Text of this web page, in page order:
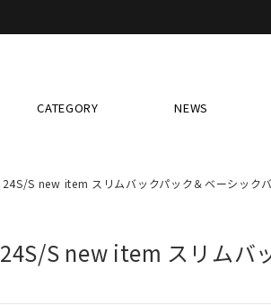
CATEGORY NEWS
24S/S new item スリムバックパック＆ベーシック
24S/S new item スリムバ